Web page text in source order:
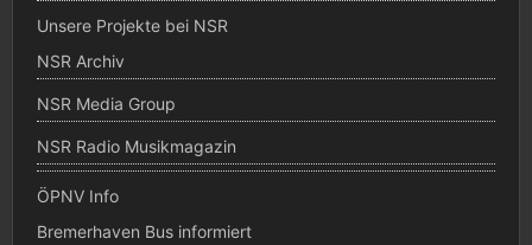
Unsere Projekte bei NSR
NSR Archiv
NSR Media Group
NSR Radio Musikmagazin
ÖPNV Info
Bremerhaven Bus informiert